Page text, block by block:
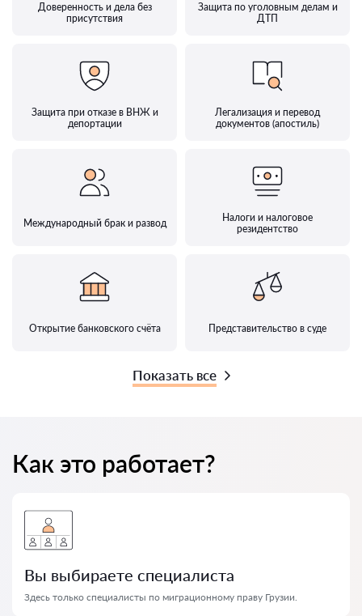
Доверенность и дела без
присутствия
Защита по уголовным делам и
ДТП
Защита при отказе в ВНЖ и
депортации
Легализация и перевод
документов (апостиль)
Международный брак и развод
Налоги и налоговое
резидентство
Открытие банковского счёта Представительство в суде
Показать все
Как это работает?
Вы выбираете специалиста
Здесь только специалисты по миграционному праву Грузии.